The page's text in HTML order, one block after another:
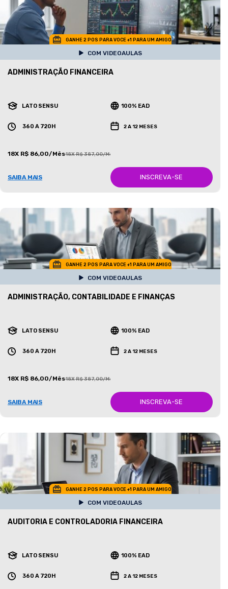
GANHE 2 POS PARA VOCE +1 PARA UM AMIGO
COM VIDEOAULAS
ADMINISTRAÇÃO FINANCEIRA
LATO SENSU 100% EAD
360 A 720H 2 A 12 MESES
18X R$ 86,00/Mês18X R$ 387,00/Mês
SAIBA MAIS INSCREVA-SE
GANHE 2 POS PARA VOCE +1 PARA UM AMIGO
COM VIDEOAULAS
ADMINISTRAÇÃO, CONTABILIDADE E FINANÇAS
LATO SENSU 100% EAD
360 A 720H 2 A 12 MESES
18X R$ 86,00/Mês18X R$ 387,00/Mês
SAIBA MAIS INSCREVA-SE
GANHE 2 POS PARA VOCE +1 PARA UM AMIGO
COM VIDEOAULAS
AUDITORIA E CONTROLADORIA FINANCEIRA
LATO SENSU 100% EAD
360 A 720H 2 A 12 MESES